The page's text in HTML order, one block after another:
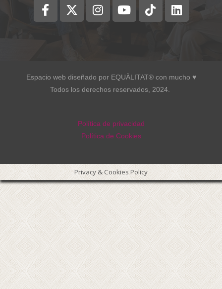
Espacio web diseñado por EQUÀLITAT® con mucho ♥︎
Todos los derechos reservados, 2024.
Política de privacidad
Política de Cookies
Privacy & Cookies Policy